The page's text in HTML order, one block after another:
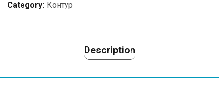
Category: Контур
Description